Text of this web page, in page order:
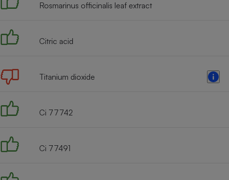
Rosmarinus officinalis leaf extract
Citric acid
Titanium dioxide
Ci 77742
Ci 77491